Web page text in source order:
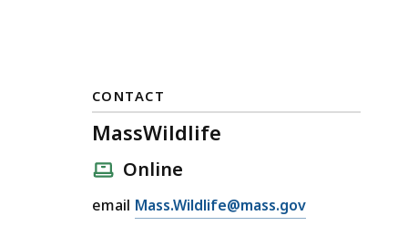
CONTACT
MassWildlife
Online
email E
Mass.Wildlife@mass.gov